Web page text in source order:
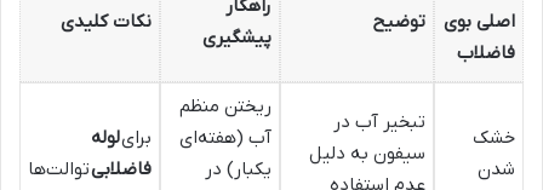
اصلی بوی
فاضلاب
توضیح
راهکار
پیشگیری
نکات کلیدی
خشک
شدن
تبخیر آب در
سیفون به دلیل
ریختن منظم
آب (هفته‌ای
یکبار) در
برایلوله
فاضلابیتوالت‌ها